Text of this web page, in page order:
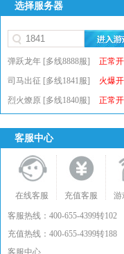
选择服务器
弹跃龙年 [多线8888服]
正常
司马出征 [多线1841服]
火爆
烈火燎原 [多线1840服]
正常
客服中心
在线客服 充值客服 游
客服热线：400-655-4399转102
充值热线：400-655-4399转188
客服中心